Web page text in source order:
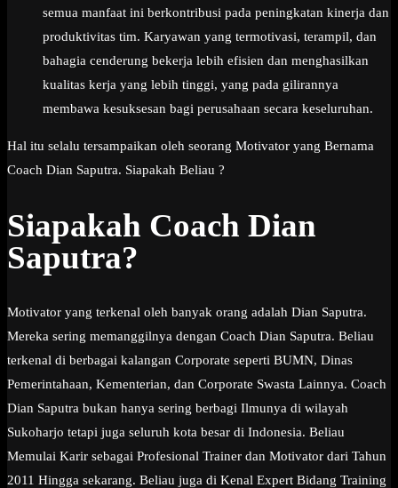
semua manfaat ini berkontribusi pada peningkatan kinerja dan
produktivitas tim. Karyawan yang termotivasi, terampil, dan
bahagia cenderung bekerja lebih efisien dan menghasilkan
kualitas kerja yang lebih tinggi, yang pada gilirannya
membawa kesuksesan bagi perusahaan secara keseluruhan.
Hal itu selalu tersampaikan oleh seorang Motivator yang Bernama
Coach Dian Saputra. Siapakah Beliau ?
Siapakah Coach Dian
Saputra?
Motivator yang terkenal oleh banyak orang adalah Dian Saputra.
Mereka sering memanggilnya dengan Coach Dian Saputra. Beliau
terkenal di berbagai kalangan Corporate seperti BUMN, Dinas
Pemerintahaan, Kementerian, dan Corporate Swasta Lainnya. Coach
Dian Saputra bukan hanya sering berbagi Ilmunya di wilayah
Sukoharjo tetapi juga seluruh kota besar di Indonesia. Beliau
Memulai Karir sebagai Profesional Trainer dan Motivator dari Tahun
2011 Hingga sekarang. Beliau juga di Kenal Expert Bidang Training